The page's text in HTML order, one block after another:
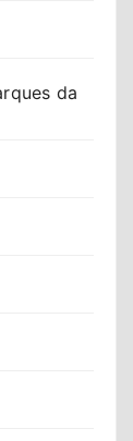
da